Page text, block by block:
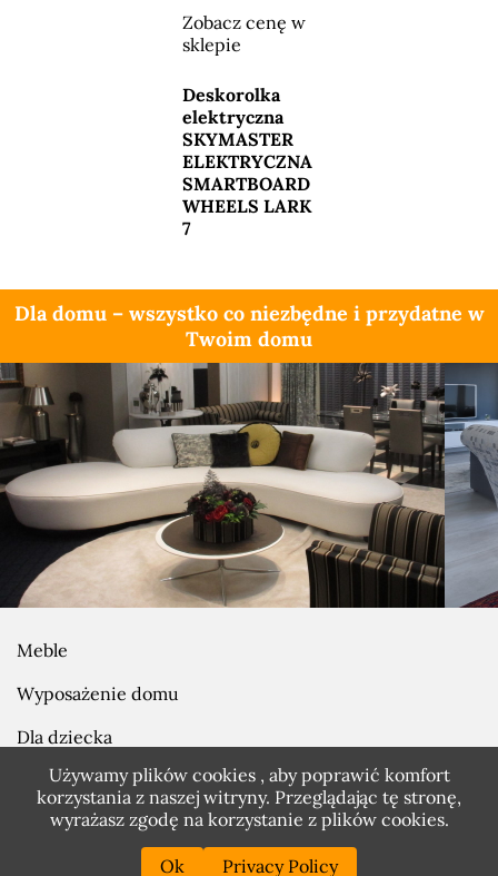
Zobacz cenę w
sklepie
sklepu
Deskorolka
elektryczna
SKYMASTER
ELEKTRYCZNA
SMARTBOARD
WHEELS LARK
7
Dla domu – wszystko co niezbędne i przydatne w
Twoim domu
Meble
Wyposażenie domu
Dla dziecka
Prezenty
Zobacz również
Używamy plików cookies , aby poprawić komfort
korzystania z naszej witryny. Przeglądając tę stronę,
wyrażasz zgodę na korzystanie z plików cookies.
Ok Privacy Policy